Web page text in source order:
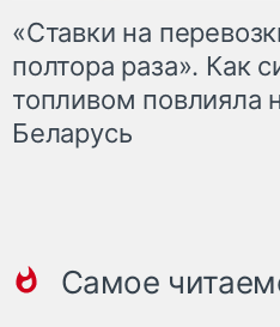
«Ставки на
полтора раза». Как
топливом повлияла
Беларусь
Самое